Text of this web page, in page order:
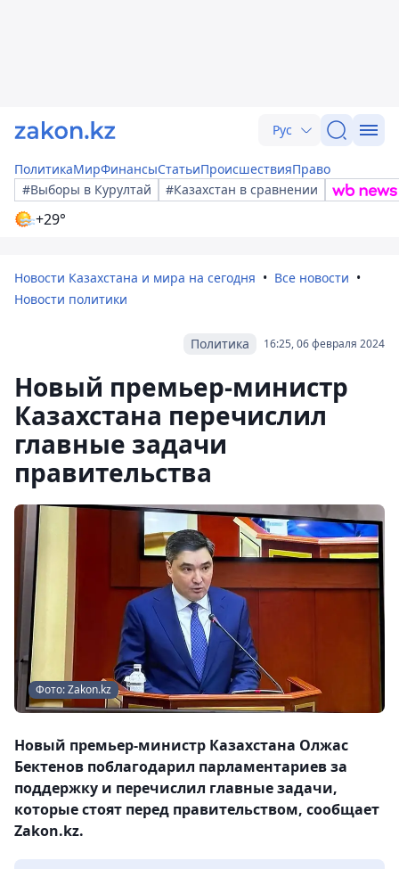
Рус
ПолитикаМирФинансыСтатьиПроисшествияПраво
#Выборы в Курултай
#Казахстан в сравнении
+29°
Новости Казахстана и мира на сегодня
Все новости
Новости политики
16:25, 06 февраля 2024
Политика
Новый премьер-министр
Казахстана перечислил
главные задачи
правительства
Фото: Zakon.kz
Новый премьер-министр Казахстана Олжас
Бектенов поблагодарил парламентариев за
поддержку и перечислил главные задачи,
которые стоят перед правительством, сообщает
Zakon.kz.